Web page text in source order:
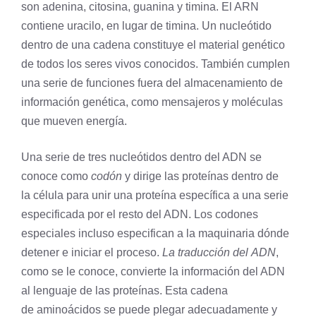
son adenina, citosina, guanina y timina. El ARN
contiene uracilo, en lugar de timina. Un nucleótido
dentro de una cadena constituye el material genético
de todos los seres vivos conocidos. También cumplen
una serie de funciones fuera del almacenamiento de
información genética, como mensajeros y moléculas
que mueven energía.
Una serie de tres nucleótidos dentro del ADN se
conoce como codón y dirige las proteínas dentro de
la célula para unir una proteína específica a una serie
especificada por el resto del ADN. Los codones
especiales incluso especifican a la maquinaria dónde
detener e iniciar el proceso. La traducción del ADN,
como se le conoce, convierte la información del ADN
al lenguaje de las proteínas. Esta cadena
de aminoácidos se puede plegar adecuadamente y